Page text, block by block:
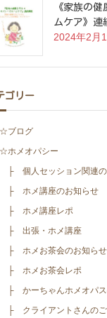
《家族の
ムケア》連
2024年2月
ゴリー
☆ブログ
☆ホメオパシー
├ 個人セッション関連の
├ ホメ講座のお知らせ
├ ホメ講座レポ
├ 出張・ホメ講座
├ ホメお茶会のお知らせ
├ ホメお茶会レポ
├ かーちゃんホメオパス
├ クライアントさんのご